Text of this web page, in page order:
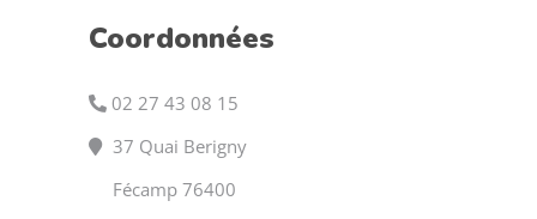
Coordonnées
02 27 43 08 15
37 Quai Berigny
Fécamp 76400